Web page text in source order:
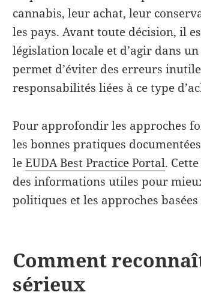
cannabis, leur achat, leur
les pays. Avant toute décision, il
législation locale et d’agir dans
permet d’éviter des erreurs
responsabilités liées à ce type
Pour approfondir les approches
les bonnes pratiques
leEUDA Best Practice Portal.
des informations utiles pour
politiques et les approches basées
Comment
sérieux